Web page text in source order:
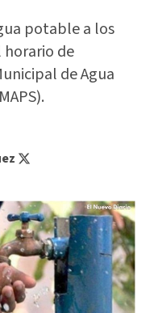
potable a los
horario de
de Agua